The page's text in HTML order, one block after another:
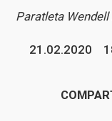
Paratleta
21.02.2020